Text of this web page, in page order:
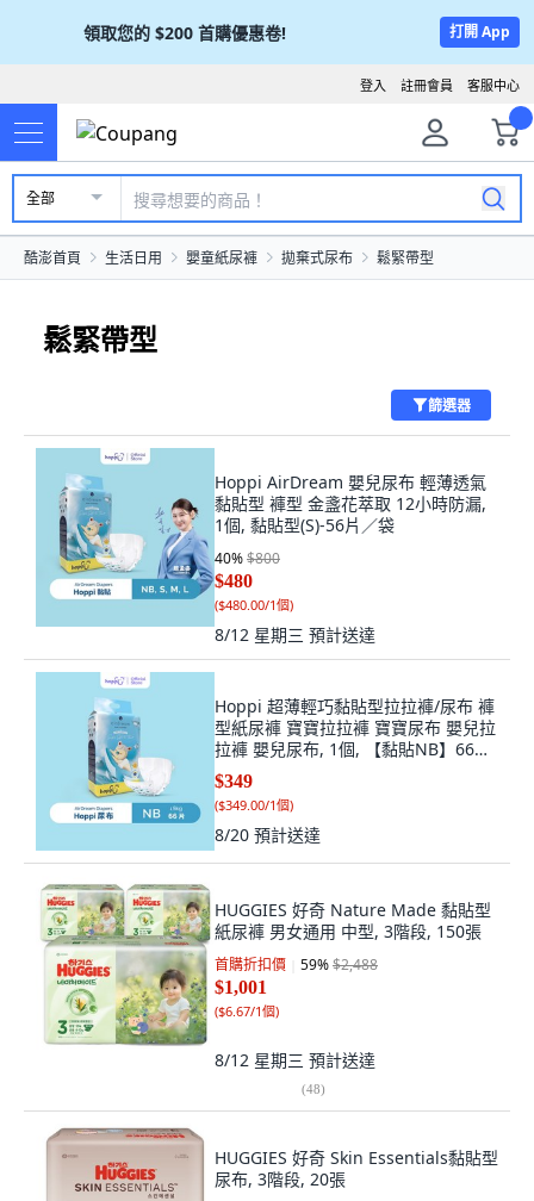
領取您的 $200 首購優惠卷! 打開 App
客服中心
註冊會員
登入
全部
酷澎首頁 生活日用 嬰童紙尿褲 拋棄式尿布 鬆緊帶型
鬆緊帶型
篩選器
Hoppi AirDream 嬰兒尿布 輕薄透氣
黏貼型 褲型 金盞花萃取 12小時防漏,
1個, 黏貼型(S)-56片／袋
40%$800
$480
($480.00/1個)
8/12 星期三 預計送達
Hoppi 超薄輕巧黏貼型拉拉褲/尿布 褲
型紙尿褲 寶寶拉拉褲 寶寶尿布 嬰兒拉
拉褲 嬰兒尿布, 1個, 【黏貼NB】66片/
包 (超商限2包)
$349
($349.00/1個)
8/20 預計送達
HUGGIES 好奇 Nature Made 黏貼型
紙尿褲 男女通用 中型, 3階段, 150張
首購折扣價 59%$2,488
$1,001
($6.67/1個)
8/12 星期三 預計送達
(48)
HUGGIES 好奇 Skin Essentials黏貼型
尿布, 3階段, 20張